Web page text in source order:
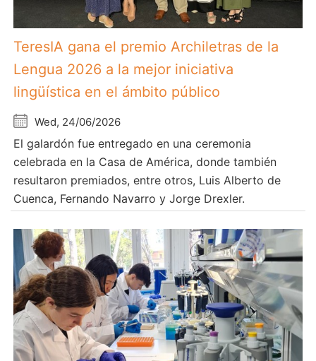
TeresIA gana el premio Archiletras de la
Lengua 2026 a la mejor iniciativa
lingüística en el ámbito público
Wed, 24/06/2026
El galardón fue entregado en una ceremonia
celebrada en la Casa de América, donde también
resultaron premiados, entre otros, Luis Alberto de
Cuenca, Fernando Navarro y Jorge Drexler.